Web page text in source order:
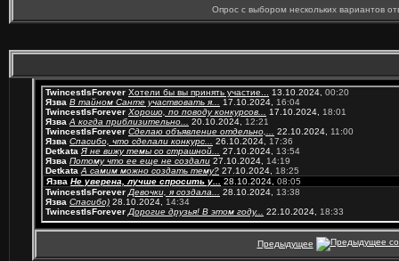
Опрос с выбором нескольких вариантов
TwincestIsForever Хотели бы вы принять участие... 13.10.2024, 00:20
Язва В тайном Санте участвовать я... 17.10.2024, 16:04
TwincestIsForever Хорошо, по поводу конкурсов... 17.10.2024, 18:01
Язва А когда приблизительно... 20.10.2024, 12:21
TwincestIsForever Сделаю объявление отдельно,... 22.10.2024, 11:00
Язва Cпасибо, что сделали конкурс... 26.10.2024, 17:36
Detkata Я не вижу темы со страшной... 27.10.2024, 13:54
Язва Потому что ее еще не создали 27.10.2024, 14:19
Detkata А самим можно создать тему? 27.10.2024, 18:25
Язва Не уверена, лучше спросить у... 28.10.2024, 08:05
TwincestIsForever Девочки, я создала... 28.10.2024, 13:38
Язва Спасибо) 28.10.2024, 14:34
TwincestIsForever Дорогие друзья! В этом году... 22.10.2024, 18:33
Предыдущее